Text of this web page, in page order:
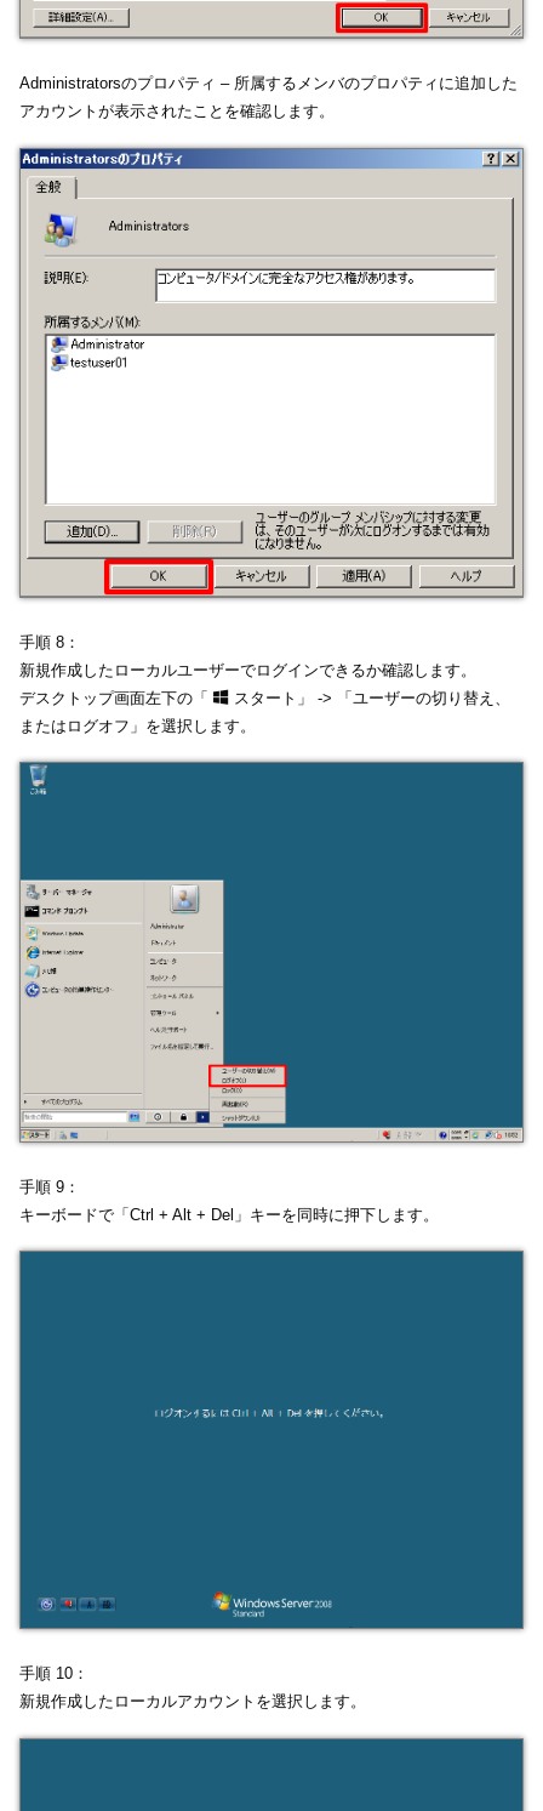
Administratorsのプロパティ – 所属するメンバのプロパティに追加した
アカウントが表示されたことを確認します。
手順 8：
新規作成したローカルユーザーでログインできるか確認します。
デスクトップ画面左下の「
スタート」 -> 「ユーザーの切り替え、
またはログオフ」を選択します。
手順 9：
キーボードで「Ctrl + Alt + Del」キーを同時に押下します。
手順 10：
新規作成したローカルアカウントを選択します。